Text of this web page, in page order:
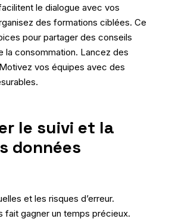
le dialogue avec vos
des formations ciblées. Ce
pour partager des conseils
la consommation. Lancez des
vos équipes avec des
le suivi et la
données
et les risques d’erreur.
fait gagner un temps précieux.